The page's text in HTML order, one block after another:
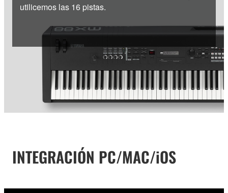
utilicemos las 16 pistas.
INTEGRACIÓN PC/MAC/iOS